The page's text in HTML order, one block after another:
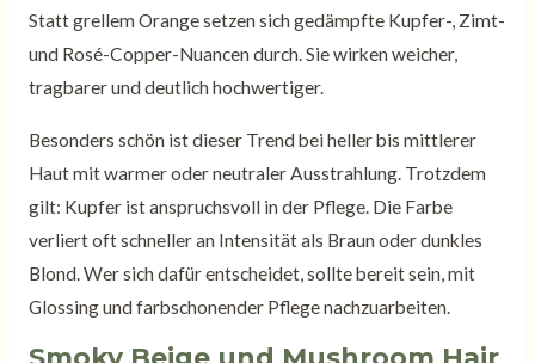
Statt grellem Orange setzen sich gedämpfte Kupfer-, Zimt-
und Rosé-Copper-Nuancen durch. Sie wirken weicher,
tragbarer und deutlich hochwertiger.
Besonders schön ist dieser Trend bei heller bis mittlerer
Haut mit warmer oder neutraler Ausstrahlung. Trotzdem
gilt: Kupfer ist anspruchsvoll in der Pflege. Die Farbe
verliert oft schneller an Intensität als Braun oder dunkles
Blond. Wer sich dafür entscheidet, sollte bereit sein, mit
Glossing und farbschonender Pflege nachzuarbeiten.